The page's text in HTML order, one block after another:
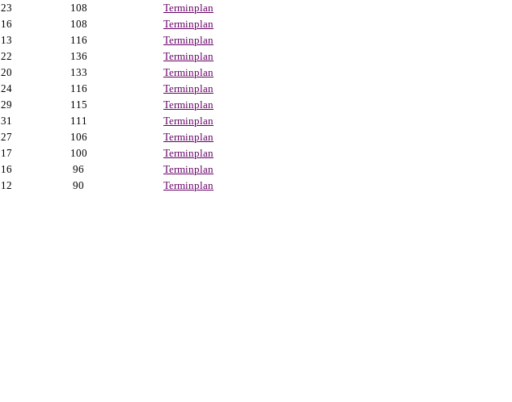
23 108
Terminplan
16 108
Terminplan
13 116
Terminplan
22 136
Terminplan
20 133
Terminplan
24 116
Terminplan
29 115
Terminplan
31 111
Terminplan
27 106
Terminplan
17 100
Terminplan
16 96
Terminplan
12 90 Terminplan